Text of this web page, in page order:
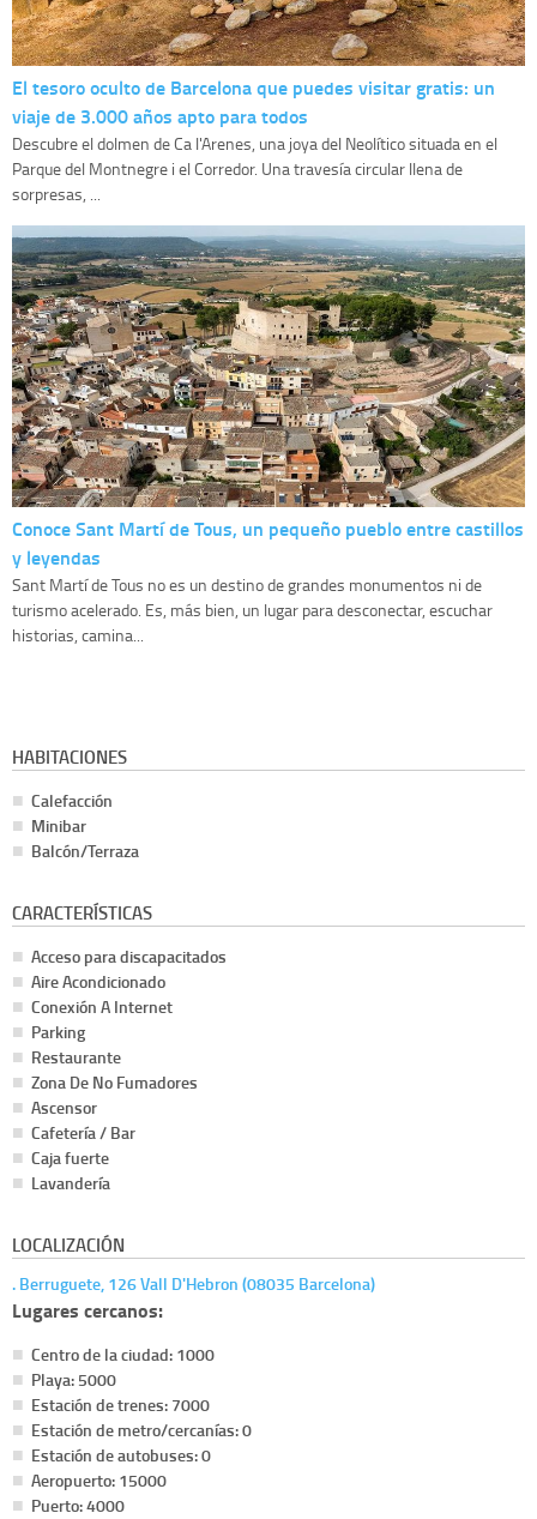
El tesoro oculto de Barcelona que puedes visitar gratis: un
viaje de 3.000 años apto para todos
Descubre el dolmen de Ca l'Arenes, una joya del Neolítico situada en el
Parque del Montnegre i el Corredor. Una travesía circular llena de
sorpresas, ...
Conoce Sant Martí de Tous, un pequeño pueblo entre castillos
y leyendas
Sant Martí de Tous no es un destino de grandes monumentos ni de
turismo acelerado. Es, más bien, un lugar para desconectar, escuchar
historias, camina...
HABITACIONES
Calefacción
Minibar
Balcón/Terraza
CARACTERÍSTICAS
Acceso para discapacitados
Aire Acondicionado
Conexión A Internet
Parking
Restaurante
Zona De No Fumadores
Ascensor
Cafetería / Bar
Caja fuerte
Lavandería
LOCALIZACIÓN
. Berruguete, 126 Vall D'Hebron (08035 Barcelona)
Lugares cercanos:
Centro de la ciudad: 1000
Playa: 5000
Estación de trenes: 7000
Estación de metro/cercanías: 0
Estación de autobuses: 0
Aeropuerto: 15000
Puerto: 4000